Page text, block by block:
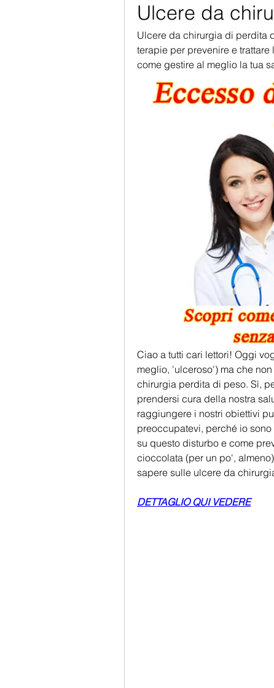
Ulcere da
Ulcere da chirurgia di perdita
terapie per prevenire e
come gestire al meglio la tua
Ciao a tutti cari lettori! Oggi
meglio, 'ulceroso') ma che
chirurgia perdita di peso. Sì,
prendersi cura della nostra
raggiungere i nostri obiettivi
preoccupatevi, perché io
su questo disturbo e come
cioccolata (per un po',
sapere sulle ulcere da
DETTAGLIO QUI VEDERE